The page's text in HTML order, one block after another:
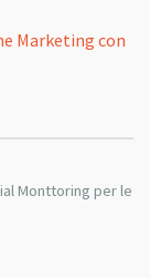
Marketing con
Monttoring per le